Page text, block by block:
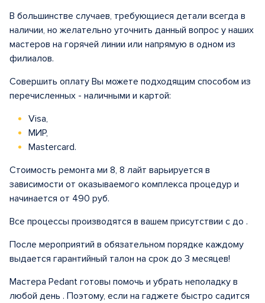
В большинстве случаев, требующиеся детали всегда в
наличии, но желательно уточнить данный вопрос у наших
мастеров на горячей линии или напрямую в одном из
филиалов.
Совершить оплату Вы можете подходящим способом из
перечисленных - наличными и картой:
Visa,
МИР,
Mastercard.
Стоимость ремонта ми 8, 8 лайт варьируется в
зависимости от оказываемого комплекса процедур и
начинается от 490 руб.
Все процессы производятся в вашем присутствии с до .
После мероприятий в обязательном порядке каждому
выдается гарантийный талон на срок до 3 месяцев!
Мастера Pedant готовы помочь и убрать неполадку в
любой день . Поэтому, если на гаджете быстро садится